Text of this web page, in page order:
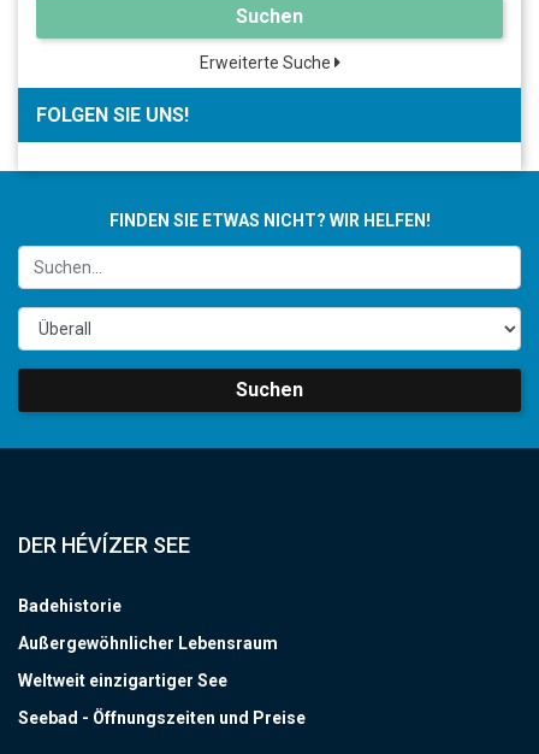
Suchen
Erweiterte Suche
FOLGEN SIE UNS!
FINDEN SIE ETWAS NICHT? WIR HELFEN!
Suchen
DER HÉVÍZER SEE
Badehistorie
Außergewöhnlicher Lebensraum
Weltweit einzigartiger See
Seebad - Öffnungszeiten und Preise